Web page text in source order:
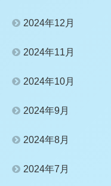
2024年12月
2024年11月
2024年10月
2024年9月
2024年8月
2024年7月